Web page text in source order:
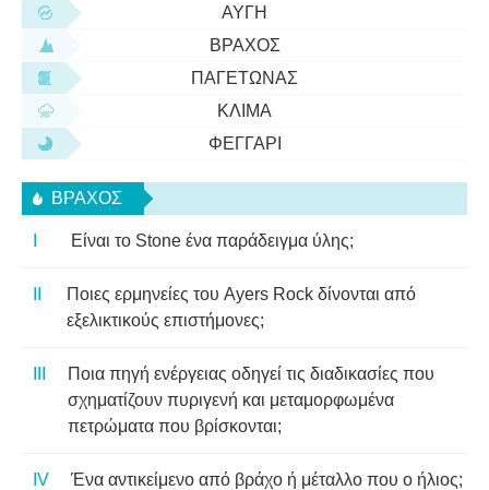
ΑΥΓΉ
ΒΡΆΧΟΣ
ΠΑΓΕΤΏΝΑΣ
ΚΛΊΜΑ
ΦΕΓΓΆΡΙ
ΒΡΆΧΟΣ
Είναι το Stone ένα παράδειγμα ύλης;
Ποιες ερμηνείες του Ayers Rock δίνονται από
εξελικτικούς επιστήμονες;
Ποια πηγή ενέργειας οδηγεί τις διαδικασίες που
σχηματίζουν πυριγενή και μεταμορφωμένα
πετρώματα που βρίσκονται;
Ένα αντικείμενο από βράχο ή μέταλλο που ο ήλιος;